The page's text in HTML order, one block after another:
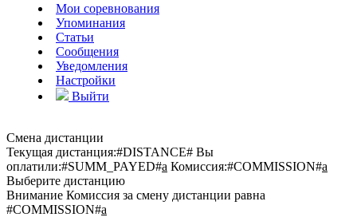
Мои соревнования
Упоминания
Статьи
Сообщения
Уведомления
Настройки
Выйти
Смена дистанции
Текущая дистанция:#DISTANCE# Вы
оплатили:#SUMM_PAYED#a Комиссия:#COMMISSION#a
Выберите дистанцию
Внимание Комиссия за смену дистанции равна
#COMMISSION#a